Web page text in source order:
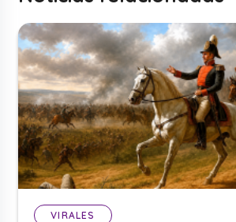
VIRALES